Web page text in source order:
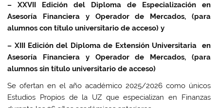
– XXVII Edición del Diploma de Especialización en
Asesoría Financiera y Operador de Mercados, (para
alumnos con título universitario de acceso) y
– XIII Edición del Diploma de Extensión Universitaria en
Asesoría Financiera y Operador de Mercados, (para
alumnos sin título universitario de acceso)
Se ofertan en el año académico 2025/2026 como únicos
Estudios Propios de la UZ que especializan en Finanzas